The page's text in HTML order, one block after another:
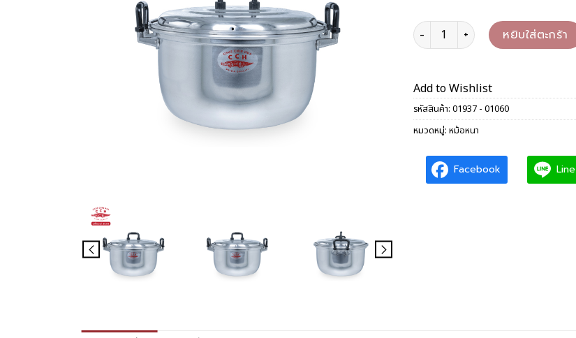
จำนวน หม้อทรงหนา 36-60 ซม. ชิ้น
หยิบใส่ตะกร้า
Add to Wishlist
รหัสสินค้า: 01937 - 01060
หมวดหมู่: หม้อหนา
Facebook Line